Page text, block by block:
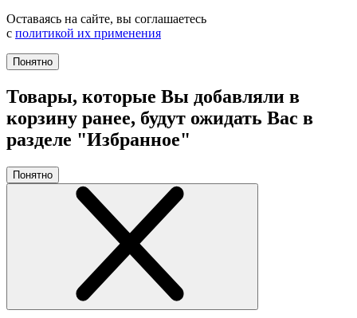
Оставаясь на сайте, вы соглашаетесь
с политикой их применения
Понятно
Товары, которые Вы добавляли в
корзину ранее, будут ожидать Вас в
разделе "Избранное"
Понятно